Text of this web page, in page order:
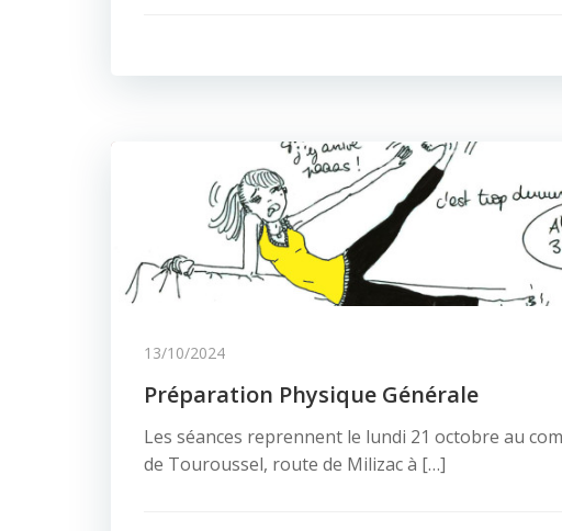
13/10/2024
Préparation Physique Générale
Les séances reprennent le lundi 21 octobre au
de Touroussel, route de Milizac à […]